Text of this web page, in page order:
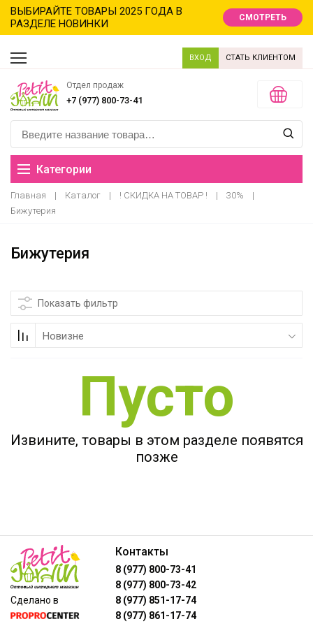
ВЫБИРАЙТЕ ТОВАРЫ 2025 ГОДА В
РАЗДЕЛЕ НОВИНКИ
СМОТРЕТЬ
ВХОД СТАТЬ КЛИЕНТОМ
Отдел продаж
+7 (977) 800-73-41
Категории
Распродажа
Хиты продаж
Коллекции
Кролики, к Пасхе
Аксессуары
Упаковка
Главная | Каталог | ! СКИДКА НА ТОВАР ! | 30%
|
Бижутерия
Бижутерия
Показать фильтр
Новизне
Пусто
Извините, товары в этом разделе появятся
позже
Сделано в
Контакты
8 (977) 800-73-41
8 (977) 800-73-42
8 (977) 851-17-74
8 (977) 861-17-74